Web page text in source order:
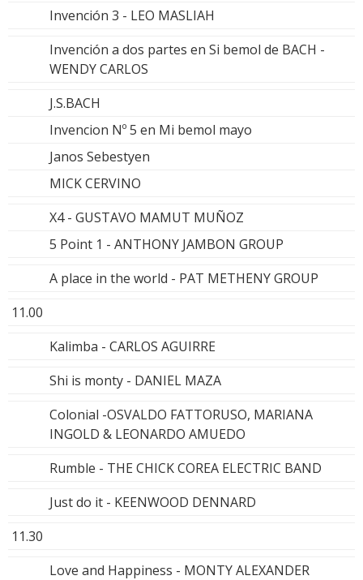
Invención 3 - LEO MASLIAH
Invención a dos partes en Si bemol de BACH -
WENDY CARLOS
J.S.BACH
Invencion Nº 5 en Mi bemol mayo
Janos Sebestyen
MICK CERVINO
X4 - GUSTAVO MAMUT MUÑOZ
5 Point 1 - ANTHONY JAMBON GROUP
A place in the world - PAT METHENY GROUP
11.00
Kalimba - CARLOS AGUIRRE
Shi is monty - DANIEL MAZA
Colonial -OSVALDO FATTORUSO, MARIANA
INGOLD & LEONARDO AMUEDO
Rumble - THE CHICK COREA ELECTRIC BAND
Just do it - KEENWOOD DENNARD
11.30
Love and Happiness - MONTY ALEXANDER